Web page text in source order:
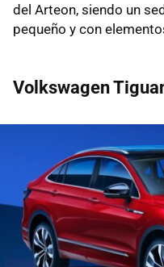
del Arteon, siendo un
pequeño y con
Volkswagen